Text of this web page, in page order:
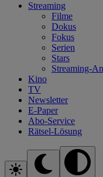
Streaming
Filme
Dokus
Fokus
Serien
Stars
Streaming-
Kino
TV
Newsletter
E-Paper
Abo-Service
Rätsel-Lösung